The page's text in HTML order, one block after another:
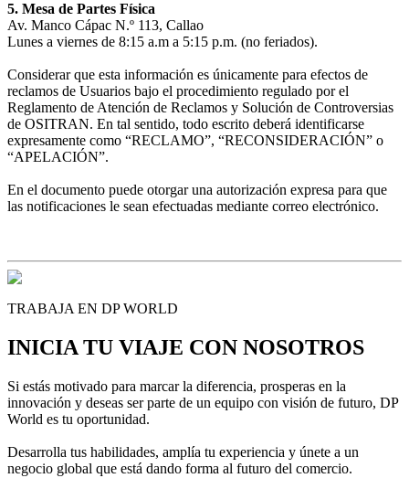
5. Mesa de Partes Física
Av. Manco Cápac N.º 113, Callao
Lunes a viernes de 8:15 a.m a 5:15 p.m. (no feriados).
Considerar que esta información es únicamente para efectos de
reclamos de Usuarios bajo el procedimiento regulado por el
Reglamento de Atención de Reclamos y Solución de Controversias
de OSITRAN. En tal sentido, todo escrito deberá identificarse
expresamente como “RECLAMO”, “RECONSIDERACIÓN” o
“APELACIÓN”.
En el documento puede otorgar una autorización expresa para que
las notificaciones le sean efectuadas mediante correo electrónico.
TRABAJA EN DP WORLD
INICIA TU VIAJE CON NOSOTROS
Si estás motivado para marcar la diferencia, prosperas en la
innovación y deseas ser parte de un equipo con visión de futuro, DP
World es tu oportunidad.
Desarrolla tus habilidades, amplía tu experiencia y únete a un
negocio global que está dando forma al futuro del comercio.